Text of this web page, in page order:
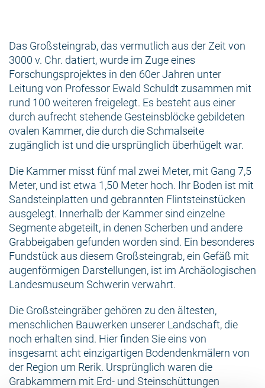
Das Großsteingrab, das vermutlich aus der Zeit von
3000 v. Chr. datiert, wurde im Zuge eines
Forschungsprojektes in den 60er Jahren unter
Leitung von Professor Ewald Schuldt zusammen mit
rund 100 weiteren freigelegt. Es besteht aus einer
durch aufrecht stehende Gesteinsblöcke gebildeten
ovalen Kammer, die durch die Schmalseite
zugänglich ist und die ursprünglich überhügelt war.
Die Kammer misst fünf mal zwei Meter, mit Gang 7,5
Meter, und ist etwa 1,50 Meter hoch. Ihr Boden ist mit
Sandsteinplatten und gebrannten Flintsteinstücken
ausgelegt. Innerhalb der Kammer sind einzelne
Segmente abgeteilt, in denen Scherben und andere
Grabbeigaben gefunden worden sind. Ein besonderes
Fundstück aus diesem Großsteingrab, ein Gefäß mit
augenförmigen Darstellungen, ist im Archäologischen
Landesmuseum Schwerin verwahrt.
Die Großsteingräber gehören zu den ältesten,
menschlichen Bauwerken unserer Landschaft, die
noch erhalten sind. Hier finden Sie eins von
insgesamt acht einzigartigen Bodendenkmälern von
der Region um Rerik. Ursprünglich waren die
Grabkammern mit Erd- und Steinschüttungen